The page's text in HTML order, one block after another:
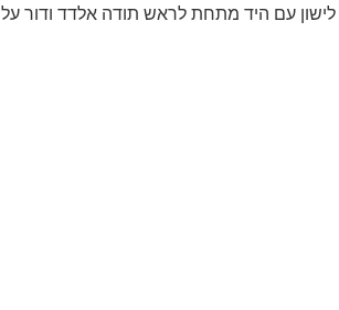
4 קומות לבד ואפילו מצליח לישון עם היד מתחת לראש תודה אלדד ודור על